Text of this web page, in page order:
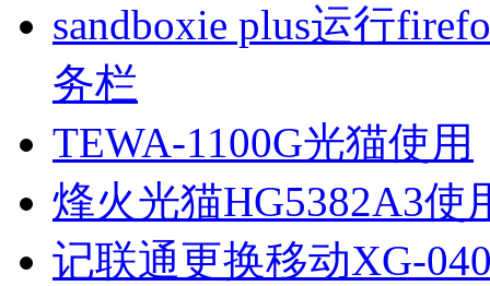
sandboxie plus运行
务栏
TEWA-1100G光猫使用
烽火光猫HG5382A3使
记联通更换移动XG-